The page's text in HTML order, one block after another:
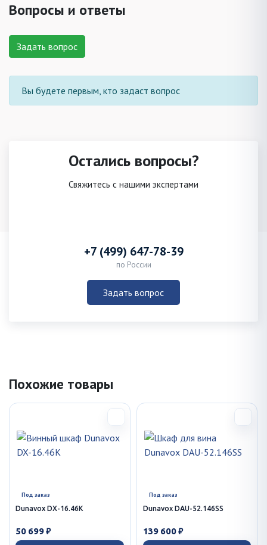
Вопросы и ответы
Задать вопрос
Вы будете первым, кто задаст вопрос
Остались вопросы?
Свяжитесь с нашими экспертами
+7 (499) 647-78-39
по России
Задать вопрос
Похожие товары
Под заказ
Dunavox DX-16.46K
50 699 ₽
Под заказ
Dunavox DAU-52.146SS
139 600 ₽